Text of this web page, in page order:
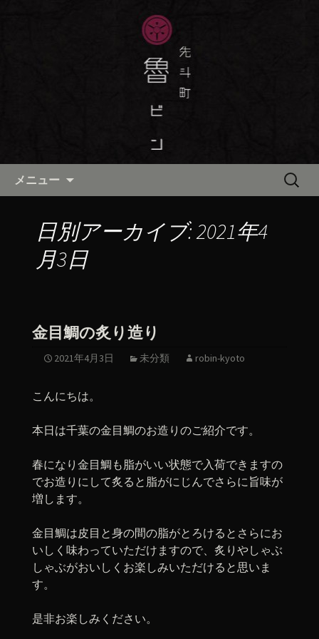
京都・先斗町の京料理・和食
「魯ビン（ろびん）」の公式ブ
京都・先斗町の京町家で美味しい季節
の京料理・和食が自慢の「魯ビン（ろ
びん）」がお店からのお知らせや、お
料理について最新情報をおとどけしま
メニュー
検
日別アーカイブ: 2021年4
月3日
金目鯛の炙り造り
2021年4月3日 未分類 robin-kyoto
こんにちは。
本日は千葉の金目鯛のお造りのご紹介です。
春になり金目鯛も脂がいい状態で入荷できますの
でお造りにして炙ると脂がにじんでさらに旨味が
増します。
金目鯛は皮目と身の間の脂がとろけるとさらにお
いしく味わっていただけますので、炙りやしゃぶ
しゃぶがおいしくお楽しみいただけると思いま
す。
是非お楽しみください。